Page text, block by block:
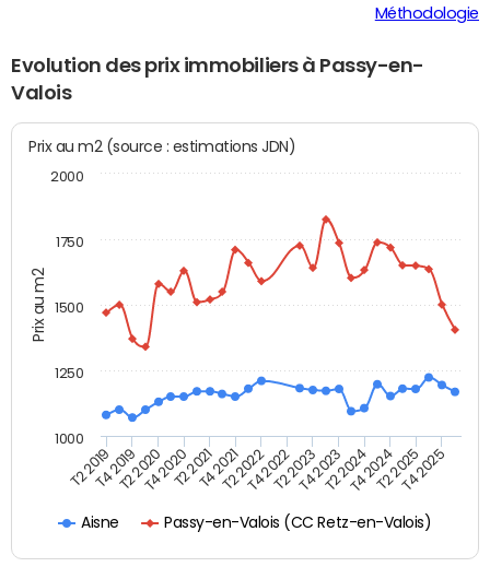
Méthodologie
Evolution des prix immobiliers à Passy-en-
Valois
Prix au m2
Prix au m2 (source : estimations JDN)
Aisne Passy-en-Valois (CC Retz-en-Valois)
T2 2019T4 2019T2 2020T4 2020T2 2021T4 2021T2 2022T4 2022T2 2023T4 2023T2 2024T4 2024T2 2025T4 2025
1000
2000
1250
1500
1750